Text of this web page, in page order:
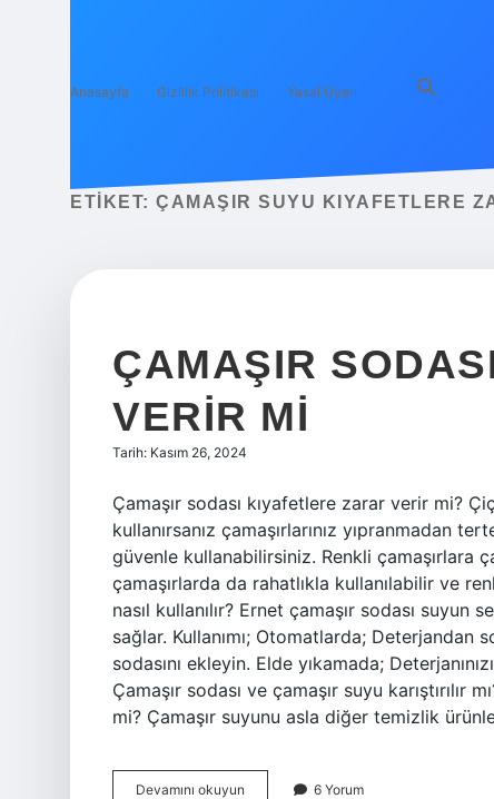
Anasayfa Gizlilik Politikası Yasal Uyarı
ETIKET: ÇAMAŞIR SUYU KIYAFETLERE
ÇAMAŞIR
VERIR MI
Tarih: Kasım 26, 2024
Çamaşır sodası kıyafetlere zarar verir mi?
kullanırsanız çamaşırlarınız yıpranmadan
güvenle kullanabilirsiniz. Renkli çamaşırlara
çamaşırlarda da rahatlıkla kullanılabilir ve
nasıl kullanılır? Ernet çamaşır sodası suyun
sağlar. Kullanımı; Otomatlarda; Deterjandan
sodasını ekleyin. Elde yıkamada;
Çamaşır sodası ve çamaşır suyu karıştırılır
mi? Çamaşır suyunu asla diğer temizlik
Devamını okuyun Çamaşır
6 Yorum